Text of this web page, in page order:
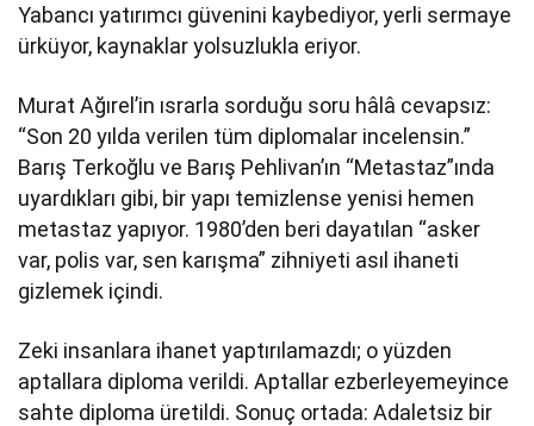
Yabancı yatırımcı güvenini kaybediyor, yerli sermaye
ürküyor, kaynaklar yolsuzlukla eriyor.
Murat Ağırel’in ısrarla sorduğu soru hâlâ cevapsız:
“Son 20 yılda verilen tüm diplomalar incelensin.”
Barış Terkoğlu ve Barış Pehlivan’ın “Metastaz”ında
uyardıkları gibi, bir yapı temizlense yenisi hemen
metastaz yapıyor. 1980’den beri dayatılan “asker
var, polis var, sen karışma” zihniyeti asıl ihaneti
gizlemek içindi.
Zeki insanlara ihanet yaptırılamazdı; o yüzden
aptallara diploma verildi. Aptallar ezberleyemeyince
sahte diploma üretildi. Sonuç ortada: Adaletsiz bir